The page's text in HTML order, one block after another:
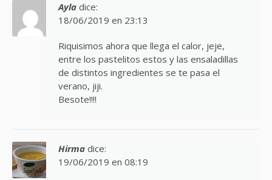
Ayla dice:
18/06/2019 en 23:13
Riquisimos ahora que llega el calor, jeje,
entre los pastelitos estos y las ensaladillas
de distintos ingredientes se te pasa el
verano, jiji.
Besote!!!!
Hirma dice:
19/06/2019 en 08:19